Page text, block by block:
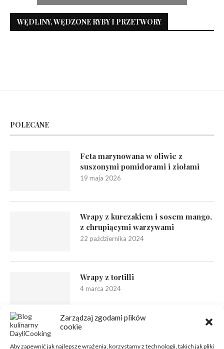
Zarządzaj zgodami plików
cookie
Aby zapewnić jak najlepsze wrażenia, korzystamy z technologii, takich jak pliki
WĘDLINY, WĘDZONE RYBY I PRZETWORY
POLECANE
Feta marynowana w oliwie z
suszonymi pomidorami i ziołami
19 maja 2026
Wrapy z kurczakiem i sosem mango,
z chrupiącymi warzywami
22 października 2024
Wrapy z tortilli
4 marca 2024